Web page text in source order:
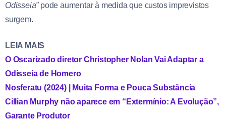
Odisseia” pode aumentar à medida que custos imprevistos
surgem.
LEIA MAIS
O Oscarizado diretor Christopher Nolan Vai Adaptar a
Odisseia de Homero
Nosferatu (2024) | Muita Forma e Pouca Substância
Cillian Murphy não aparece em “Extermínio: A Evolução”,
Garante Produtor